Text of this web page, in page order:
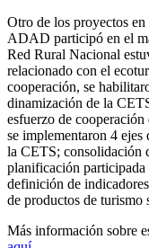
Otro de los proyectos en
ADAD participó en el
Red Rural Nacional
relacionado con el
cooperación, se
dinamización de la
esfuerzo de
se implementaron 4
la CETS; consolidación
planificación participada
definición de
de productos de turismo
Más información sobre